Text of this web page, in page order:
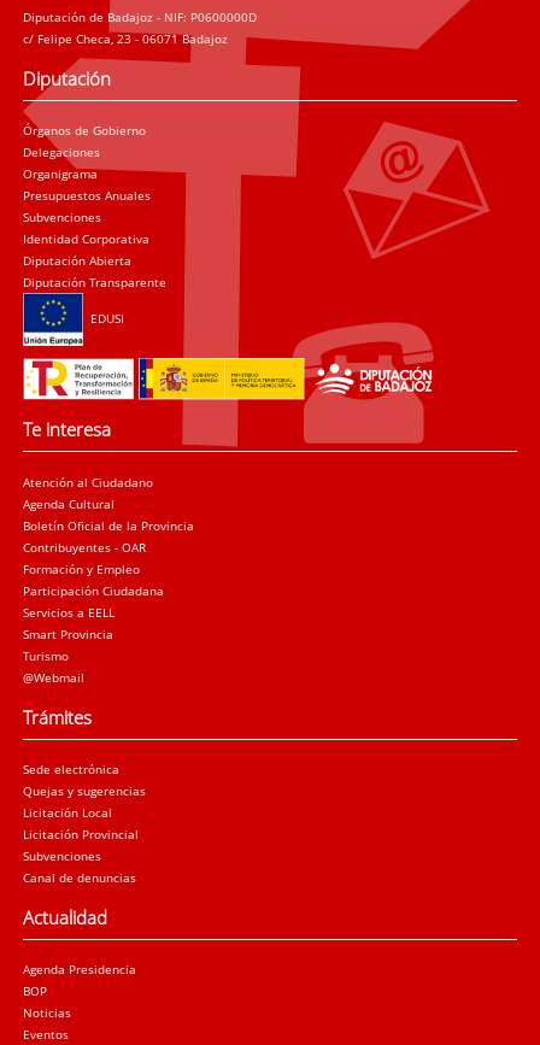
Diputación de Badajoz - NIF: P0600000D
c/ Felipe Checa, 23 - 06071 Badajoz
Diputación
Órganos de Gobierno
Delegaciones
Organigrama
Presupuestos Anuales
Subvenciones
Identidad Corporativa
Diputación Abierta
Diputación Transparente
EDUSI
Te interesa
Atención al Ciudadano
Agenda Cultural
Boletín Oficial de la Provincia
Contribuyentes - OAR
Formación y Empleo
Participación Ciudadana
Servicios a EELL
Smart Provincia
Turismo
@Webmail
Trámites
Sede electrónica
Quejas y sugerencias
Licitación Local
Licitación Provincial
Subvenciones
Canal de denuncias
Actualidad
Agenda Presidencia
BOP
Noticias
Eventos